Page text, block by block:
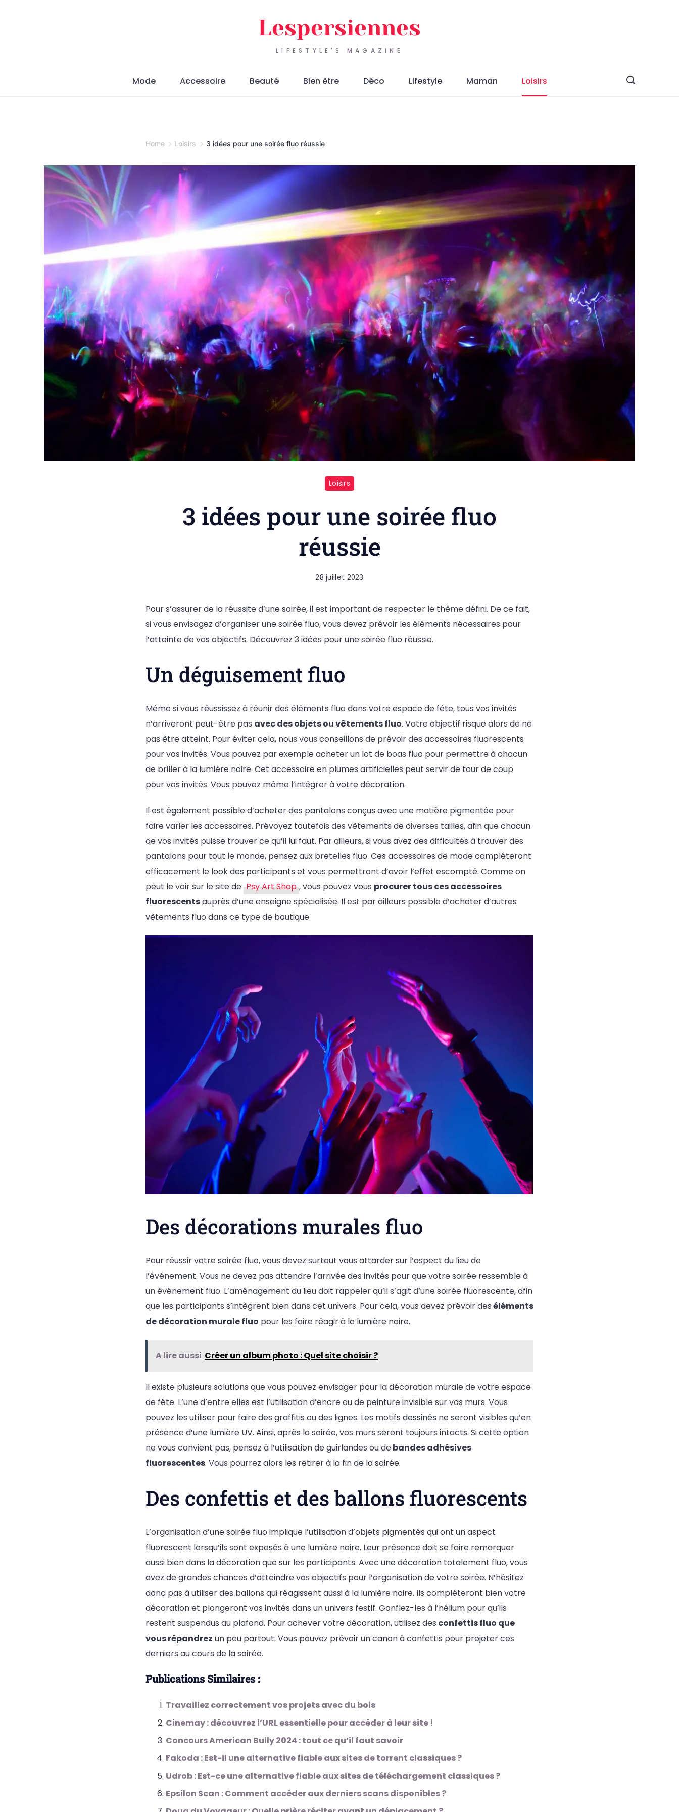
LIFESTYLE'S MAGAZINE
Lespersiennes
Mode Accessoire Beauté Bien être Déco Lifestyle Maman Loisirs
Home Loisirs 3 idées pour une soirée fluo réussie
Loisirs
3 idées pour une soirée fluo
réussie
28 juillet 2023
Pour s’assurer de la réussite d’une soirée, il est important de respecter le thème défini. De ce fait,
si vous envisagez d’organiser une soirée fluo, vous devez prévoir les éléments nécessaires pour
l’atteinte de vos objectifs. Découvrez 3 idées pour une soirée fluo réussie.
Un déguisement fluo
Même si vous réussissez à réunir des éléments fluo dans votre espace de fête, tous vos invités
n’arriveront peut-être pas avec des objets ou vêtements fluo. Votre objectif risque alors de ne
pas être atteint. Pour éviter cela, nous vous conseillons de prévoir des accessoires fluorescents
pour vos invités. Vous pouvez par exemple acheter un lot de boas fluo pour permettre à chacun
de briller à la lumière noire. Cet accessoire en plumes artificielles peut servir de tour de coup
pour vos invités. Vous pouvez même l’intégrer à votre décoration.
Il est également possible d’acheter des pantalons conçus avec une matière pigmentée pour
faire varier les accessoires. Prévoyez toutefois des vêtements de diverses tailles, afin que chacun
de vos invités puisse trouver ce qu’il lui faut. Par ailleurs, si vous avez des difficultés à trouver des
pantalons pour tout le monde, pensez aux bretelles fluo. Ces accessoires de mode compléteront
efficacement le look des participants et vous permettront d’avoir l’effet escompté. Comme on
peut le voir sur le site de Psy Art Shop , vous pouvez vous procurer tous ces accessoires
fluorescentsauprès d’une enseigne spécialisée. Il est par ailleurs possible d’acheter d’autres
vêtements fluo dans ce type de boutique.
Des décorations murales fluo
Pour réussir votre soirée fluo, vous devez surtout vous attarder sur l’aspect du lieu de
l’événement. Vous ne devez pas attendre l’arrivée des invités pour que votre soirée ressemble à
un événement fluo. L’aménagement du lieu doit rappeler qu’il s’agit d’une soirée fluorescente, afin
que les participants s’intègrent bien dans cet univers. Pour cela, vous devez prévoir deséléments
de décoration murale fluo pour les faire réagir à la lumière noire.
A lire aussi Créer un album photo : Quel site choisir ?
Il existe plusieurs solutions que vous pouvez envisager pour la décoration murale de votre espace
de fête. L’une d’entre elles est l’utilisation d’encre ou de peinture invisible sur vos murs. Vous
pouvez les utiliser pour faire des graffitis ou des lignes. Les motifs dessinés ne seront visibles qu’en
présence d’une lumière UV. Ainsi, après la soirée, vos murs seront toujours intacts. Si cette option
ne vous convient pas, pensez à l’utilisation de guirlandes ou debandes adhésives
fluorescentes. Vous pourrez alors les retirer à la fin de la soirée.
Des confettis et des ballons fluorescents
L’organisation d’une soirée fluo implique l’utilisation d’objets pigmentés qui ont un aspect
fluorescent lorsqu’ils sont exposés à une lumière noire. Leur présence doit se faire remarquer
aussi bien dans la décoration que sur les participants. Avec une décoration totalement fluo, vous
avez de grandes chances d’atteindre vos objectifs pour l’organisation de votre soirée. N’hésitez
donc pas à utiliser des ballons qui réagissent aussi à la lumière noire. Ils compléteront bien votre
décoration et plongeront vos invités dans un univers festif. Gonflez-les à l’hélium pour qu’ils
restent suspendus au plafond. Pour achever votre décoration, utilisez des confettis fluo que
vous répandrez un peu partout. Vous pouvez prévoir un canon à confettis pour projeter ces
derniers au cours de la soirée.
Publications Similaires :
Travaillez correctement vos projets avec du bois
Cinemay : découvrez l’URL essentielle pour accéder à leur site !
Concours American Bully 2024 : tout ce qu’il faut savoir
Fakoda : Est-il une alternative fiable aux sites de torrent classiques ?
Udrob : Est-ce une alternative fiable aux sites de téléchargement classiques ?
Epsilon Scan : Comment accéder aux derniers scans disponibles ?